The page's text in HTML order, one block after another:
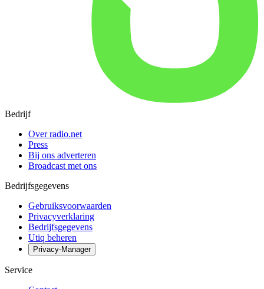
Bedrijf
Over radio.net
Press
Bij ons adverteren
Broadcast met ons
Bedrijfsgegevens
Gebruiksvoorwaarden
Privacyverklaring
Bedrijfsgegevens
Utiq beheren
Privacy-Manager
Service